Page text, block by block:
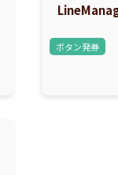
ボタン発券